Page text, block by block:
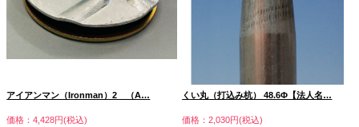
アイアンマン（Ironman）2 （A…
価格：4,428円(税込)
くい丸（打込み杭） 48.6Φ【法人名…
価格：2,030円(税込)